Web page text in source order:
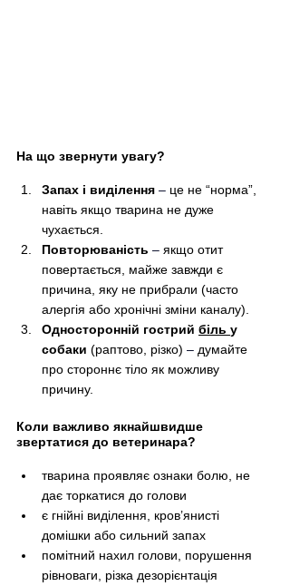
На що звернути увагу?
Запах і виділення – це не “норма”,
навіть якщо тварина не дуже
чухається.
Повторюваність – якщо отит
повертається, майже завжди є
причина, яку не прибрали (часто
алергія або хронічні зміни каналу).
Односторонній гострий біль у
собаки (раптово, різко) – думайте
про стороннє тіло як можливу
причину.
Коли важливо якнайшвидше
звертатися до ветеринара?
тварина проявляє ознаки болю, не
дає торкатися до голови
є гнійні виділення, кров’янисті
домішки або сильний запах
помітний нахил голови, порушення
рівноваги, різка дезорієнтація